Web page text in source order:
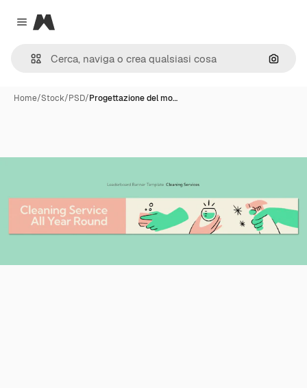
Close menu
Magnific
Cerca
Home/Stock/PSD/Progettazione del mo…